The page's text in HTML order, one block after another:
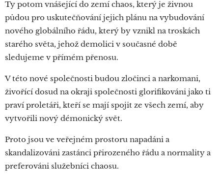
Ty potom vnášející do zemí chaos, který je živnou
půdou pro uskutečňování jejich plánu na vybudování
nového globálního řádu, který by vznikl na troskách
starého světa, jehož demolici v současné době
sledujeme v přímém přenosu.
V této nové společnosti budou zločinci a narkomani,
živořící dosud na okraji společnosti glorifikováni jako ti
praví proletáři, kteří se mají spojit ze všech zemí, aby
vytvořili nový démonický svět.
Proto jsou ve veřejném prostoru napadáni a
skandalizováni zastánci přirozeného řádu a normality a
preferováni služebníci chaosu.